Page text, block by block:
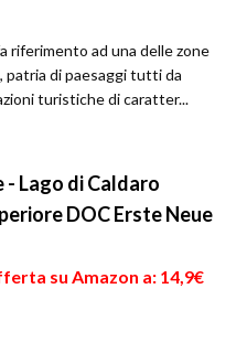
riferimento ad una delle zone
patria di paesaggi tutti da
turistiche di caratter...
Lago di Caldaro
DOC Erste Neue
su Amazon a: 14,9€